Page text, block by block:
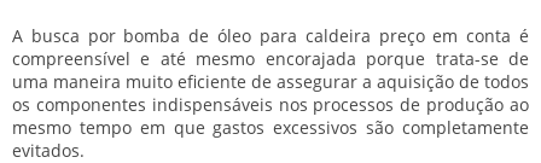
A busca por bomba de óleo para caldeira preçoem conta é
compreensível e até mesmo encorajada porque trata-se de
uma maneira muito eficiente de assegurar a aquisição de todos
os componentes indispensáveis nos processos de produção ao
mesmo tempo em que gastos excessivos são completamente
evitados.